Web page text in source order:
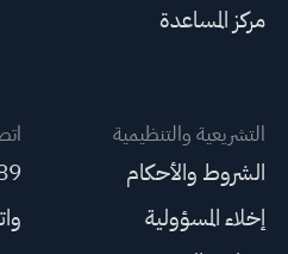
مركز المساعدة
التشريعية والتنظيمية
الشروط والأحكام
إخلاء المسؤولية